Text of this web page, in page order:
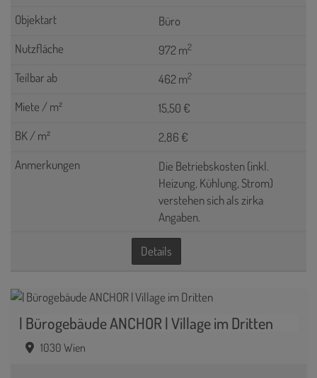
Büro
972 m2
462 m2
15,50 €
2,86 €
Die Betriebskosten (inkl.
Heizung, Kühlung, Strom)
verstehen sich als zirka
Angaben.
Details
| Bürogebäude ANCHOR | Village im Dritten
1030 Wien